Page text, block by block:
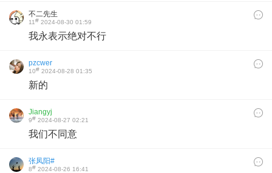
不二先生
11# 2024-08-30 01:59
我永表示绝对不行
pzcwer
10# 2024-08-28 01:35
新的
Jiangyj
9# 2024-08-27 02:21
我们不同意
张凤阳#
8# 2024-08-26 16:41